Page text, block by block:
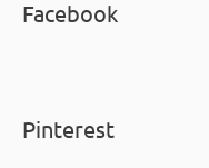
Facebook
Pinterest